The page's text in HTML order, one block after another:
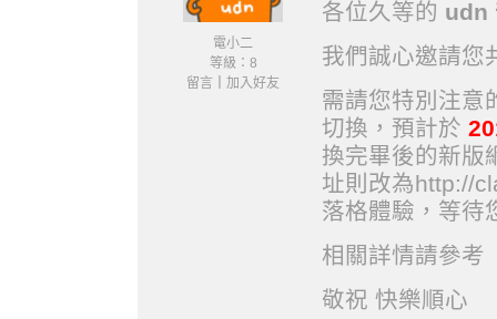
電小二
等級：8
留言
加入好友
各位久等的 udn
我們誠心邀請您
需請您特別注意
切換，預計於
換完畢後的新版
址則改為http://
落格體驗，等待
相關詳情請參考
敬祝 快樂順心